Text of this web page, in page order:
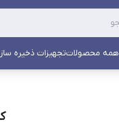
همه محصولاتتجهیزات ذخیره